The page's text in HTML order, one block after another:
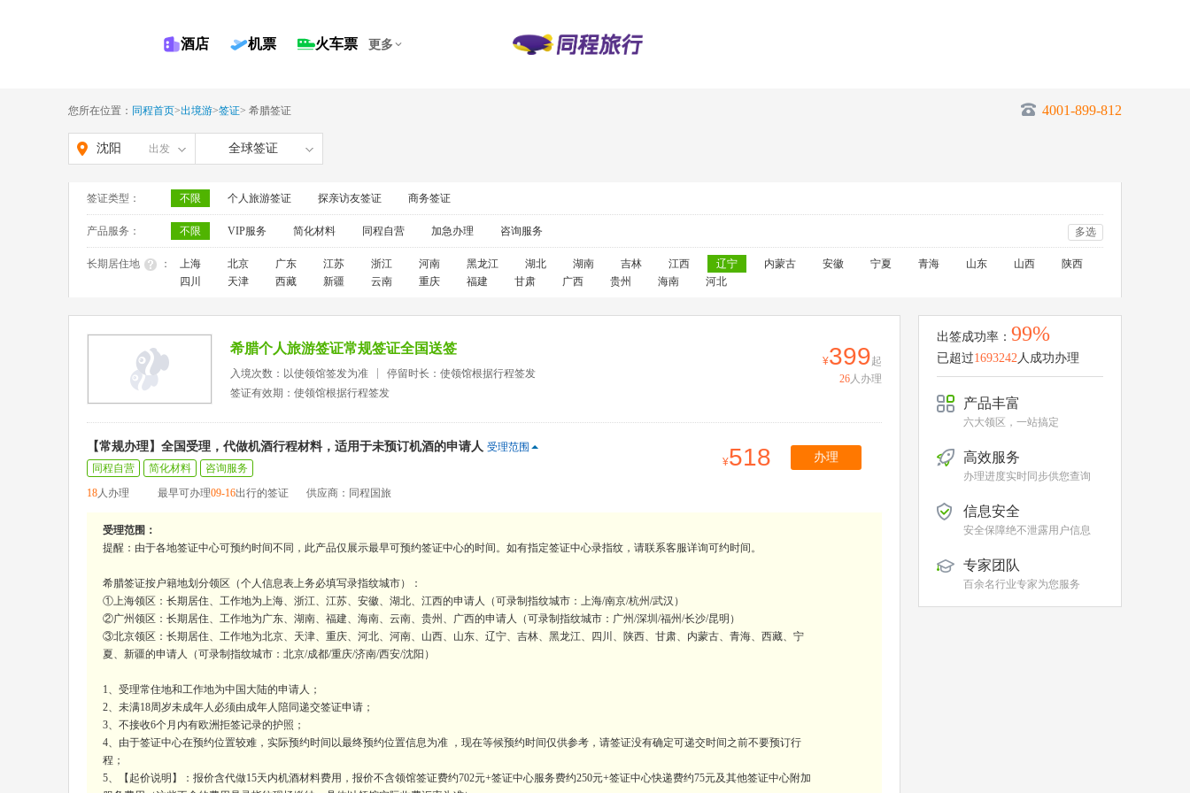
酒店 机票 火车票 更多
您所在位置： 同程首页>出境游>签证> 希腊签证 4001-899-812
沈阳 出发 全球签证
签证类型： 不限 个人旅游签证 探亲访友签证 商务签证
产品服务： 不限 VIP服务 简化材料 同程自营 加急办理 咨询服务 多选
长期居住地 ： 上海 北京 广东 江苏 浙江 河南 黑龙江 湖北 湖南 吉林 江西 辽宁 内蒙古 安徽 宁夏 青海 山东 山西
陕西
四川
天津 西藏 新疆 云南 重庆 福建 甘肃 广西 贵州 海南 河北
希腊个人旅游签证常规签证全国送签
入境次数：以使领馆签发为准
停留时长：使领馆根据行程签发
签证有效期：使领馆根据行程签发
399起
26人办理
【常规办理】全国受理，代做机酒行程材料，适用于未预订机酒的申请人 受理范围
同程自营
简化材料
咨询服务
18人办理 最早可办理09-16出行的签证 供应商：同程国旅
518 办理
受理范围：
提醒：由于各地签证中心可预约时间不同，此产品仅展示最早可预约签证中心的时间。如有指定签证中心录指纹，请联系客服详询可约时间。
希腊签证按户籍地划分领区（个人信息表上务必填写录指纹城市）：
①上海领区：长期居住、工作地为上海、浙江、江苏、安徽、湖北、江西的申请人（可录制指纹城市：上海/南京/杭州/武汉）
②广州领区：长期居住、工作地为广东、湖南、福建、海南、云南、贵州、广西的申请人（可录制指纹城市：广州/深圳/福州/长沙/昆明）
③北京领区：长期居住、工作地为北京、天津、重庆、河北、河南、山西、山东、辽宁、吉林、黑龙江、四川、陕西、甘肃、内蒙古、青海、西藏、宁
夏、新疆的申请人（可录制指纹城市：北京/成都/重庆/济南/西安/沈阳）
1、受理常住地和工作地为中国大陆的申请人；
2、未满18周岁未成年人必须由成年人陪同递交签证申请；
3、不接收6个月内有欧洲拒签记录的护照；
4、由于签证中心在预约位置较难，实际预约时间以最终预约位置信息为准 ，现在等候预约时间仅供参考，请签证没有确定可递交时间之前不要预订行
程；
5、【起价说明】：报价含代做15天内机酒材料费用，报价不含领馆签证费约702元+签证中心服务费约250元+签证中心快递费约75元及其他签证中心附加
出签成功率： 99%
已超过1693242人成功办理
产品丰富
六大领区，一站搞定
高效服务
办理进度实时同步供您查询
信息安全
安全保障绝不泄露用户信息
专家团队
百余名行业专家为您服务